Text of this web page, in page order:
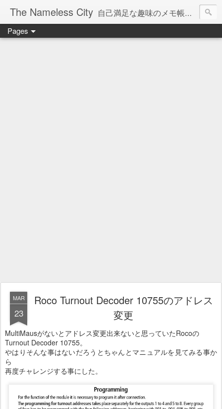
The Nameless City 自己満足な趣味のメモ帳です。現在欧州型H0鉄道模型をメインに書いています。
Pages
MAR
23
Roco Turnout Decoder 10755のアドレス
変更
MultiMausがないとアドレス変更出来ないと思っていたRocoの
Turnout Decoder 10755。
やはりそんな事はないだろうとちゃんとマニュアルを見てみる事か
ら
再度チャレンジする事にした。